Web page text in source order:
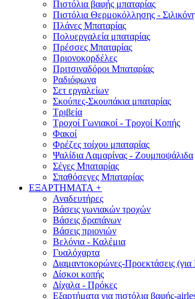
Πιστόλια βαφής μπαταρίας
Πιστόλια Θερμοκόλλησης -
Πλάνες Μπαταρίας
Πολυεργαλεία μπαταρίας
Πρέσσες Μπαταρίας
Πριονοκορδέλες
Πριτσιναδόροι Μπαταρίας
Ραδιόφωνα
Σετ εργαλείων
Σκούπες-Σκουπάκια μπαταρίας
Τριβεία
Τροχοί Γωνιακοί - Τροχοί Κοπής
Φακοί
Φρέζες τοίχου μπαταρίας
Ψαλίδια Λαμαρίνας - Ζουμποψάλιδα
Σέγες Μπαταρίας
Σπαθόσεγες Μπαταρίας
ΕΞΑΡΤΗΜΑΤΑ +
Αναδευτήρες
Βάσεις γωνιακών τροχών
Βάσεις δραπάνων
Βάσεις πριονιών
Βελόνια - Καλέμια
Γυαλόχαρτα
Διαμαντοκορώνες-Προεκτάσεις (για
Δίσκοι κοπής
Δίχαλα - Πρόκες
Εξαρτήματα για πιστόλια βαφής-